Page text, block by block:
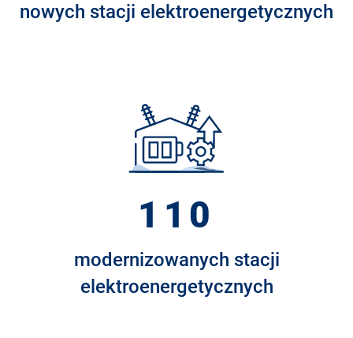
nowych stacji elektroenergetycznych
110
modernizowanych stacji
elektroenergetycznych